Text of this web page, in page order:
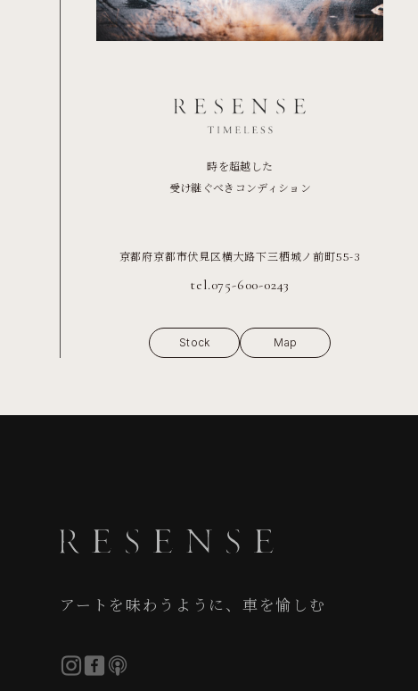
時を超越した
受け継ぐべきコンディション
京都府京都市伏見区横大路下三栖城ノ前町55-3
tel.075-600-0243
Stock Map
アートを味わうように、車を愉しむ